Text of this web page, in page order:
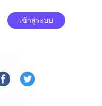
เข้าสู่ระบบ